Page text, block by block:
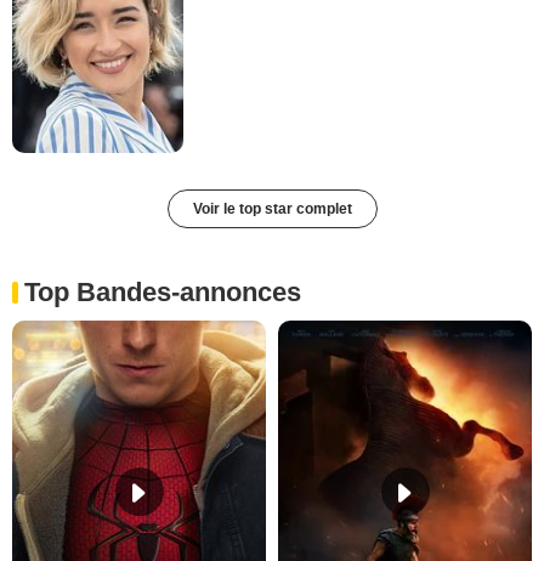
Voir le top star complet
Top Bandes-annonces